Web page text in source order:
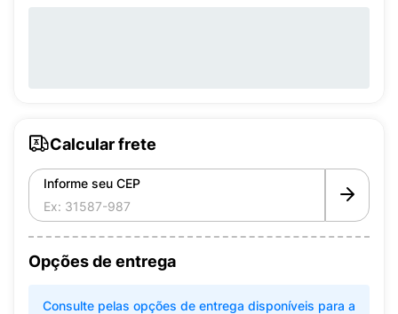
Calcular frete
Informe seu CEP
Opções de entrega
Consulte pelas opções de entrega disponíveis para a